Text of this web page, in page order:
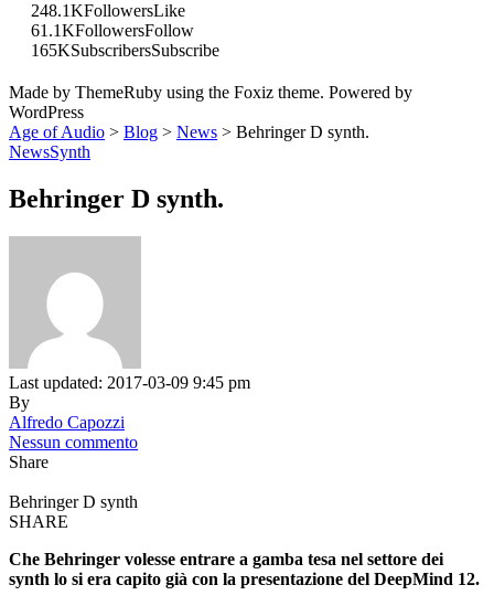
248.1KFollowersLike
61.1KFollowersFollow
165KSubscribersSubscribe
Made by ThemeRuby using the Foxiz theme. Powered by
WordPress
Age of Audio > Blog > News > Behringer D synth.
NewsSynth
Behringer D synth.
Last updated: 2017-03-09 9:45 pm
By
Alfredo Capozzi
Nessun commento
Share
Behringer D synth
SHARE
Che Behringer volesse entrare a gamba tesa nel settore dei
synth lo si era capito già con la presentazione del DeepMind 12.